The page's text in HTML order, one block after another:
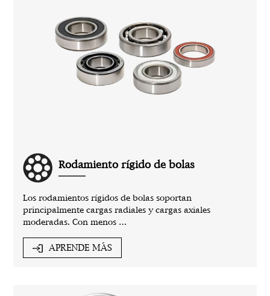
Rodamiento rígido de bolas
Los rodamientos rígidos de bolas soportan
principalmente cargas radiales y cargas axiales
moderadas. Con menos …
APRENDE MÁS